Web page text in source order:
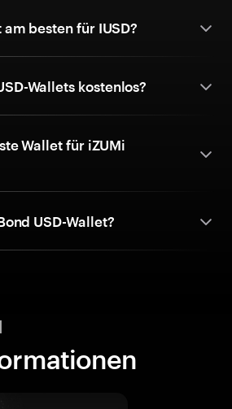
besten für IUSD?
Wallets kostenlos?
Wallet für iZUMi
USD-Wallet?